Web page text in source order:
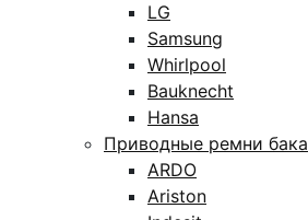
LG
Samsung
Whirlpool
Bauknecht
Hansa
Приводные ремни бака
ARDO
Ariston